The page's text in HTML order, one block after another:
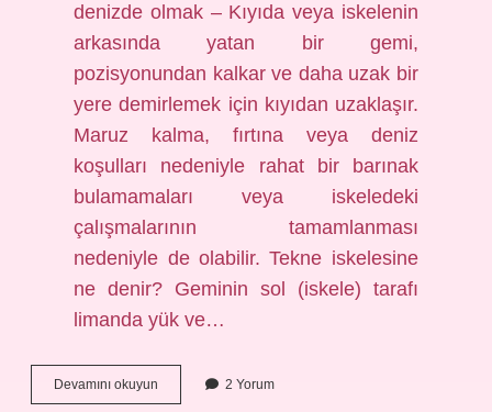
denizde olmak – Kıyıda veya iskelenin
arkasında yatan bir gemi,
pozisyonundan kalkar ve daha uzak bir
yere demirlemek için kıyıdan uzaklaşır.
Maruz kalma, fırtına veya deniz
koşulları nedeniyle rahat bir barınak
bulamamaları veya iskeledeki
çalışmalarının tamamlanması
nedeniyle de olabilir. Tekne iskelesine
ne denir? Geminin sol (iskele) tarafı
limanda yük ve…
Devamını okuyun
Teknenin
2 Yorum